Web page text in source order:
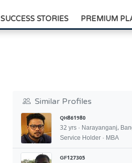
SUCCESS STORIES PREMIUM
Similar Profiles
QH861980
32 yrs · Narayanganj,
Service Holder · MBA
GF127305